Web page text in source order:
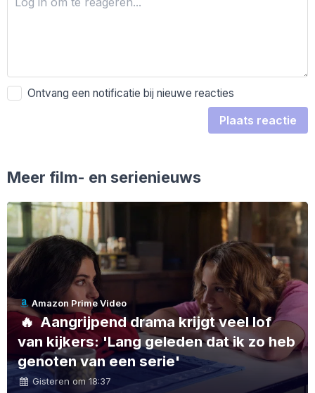
Ontvang een notificatie bij nieuwe reacties
Plaats reactie
Meer film- en serienieuws
Amazon Prime Video
🔥Aangrijpend drama krijgt veel lof
van kijkers: 'Lang geleden dat ik zo heb
genoten van een serie'
Gisteren om 18:37